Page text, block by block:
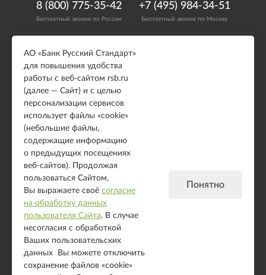
8 (800) 775-35-42
Бесплатный звонок по России
+7 (495) 984-34-51
Бесплатный звонок по Москве
Возможности
Выставление счета
HTML форма
IFRAME форма
JSON API
Полезное
Примеры использования
Холдирование средств
Демо-версия
© АО «Банк Русский Стандарт». Универсальная лицензия Банка России № 2289
выдана бессрочно 04 сентября 2024 года.
АО «Банк Русский Стандарт» для повышения удобства работы с веб-сайтом
АО «Банк Русский Стандарт»
для повышения удобства
работы с веб-сайтом rsb.ru
(далее — Сайт) и с целью
персонализации сервисов
использует файлы «cookie»
(небольшие файлы,
содержащие информацию
о предыдущих посещениях
веб-сайтов). Продолжая
пользоваться Сайтом,
Вы выражаете своё согласие
на обработку данных
пользователя Сайта. В случае
несогласия с обработкой
Ваших пользовательских
данных Вы можете отключить
сохранение файлов «cookie»
Понятно